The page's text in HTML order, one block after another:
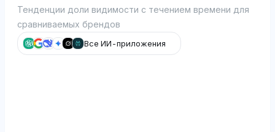
9
Тенденции доли видимости с течением времени для
сравниваемых брендов
Все ИИ-приложения